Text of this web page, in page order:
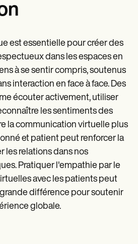
est essentielle pour créer des
dans les espaces en
à se sentir compris, soutenus
interaction en face à face. Des
écouter activement, utiliser
les sentiments des
la communication virtuelle plus
et patient peut renforcer la
les relations dans nos
Pratiquer l'empathie par le
avec les patients peut
différence pour soutenir
globale.